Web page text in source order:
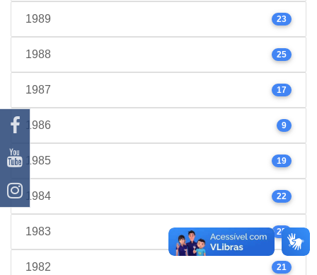
1989 23
1988 25
1987 17
1986 9
1985 19
1984 22
1983 25
1982 21